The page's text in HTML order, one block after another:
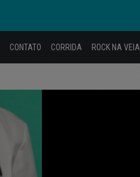
CONTATO CORRIDA ROCK NA VEIA